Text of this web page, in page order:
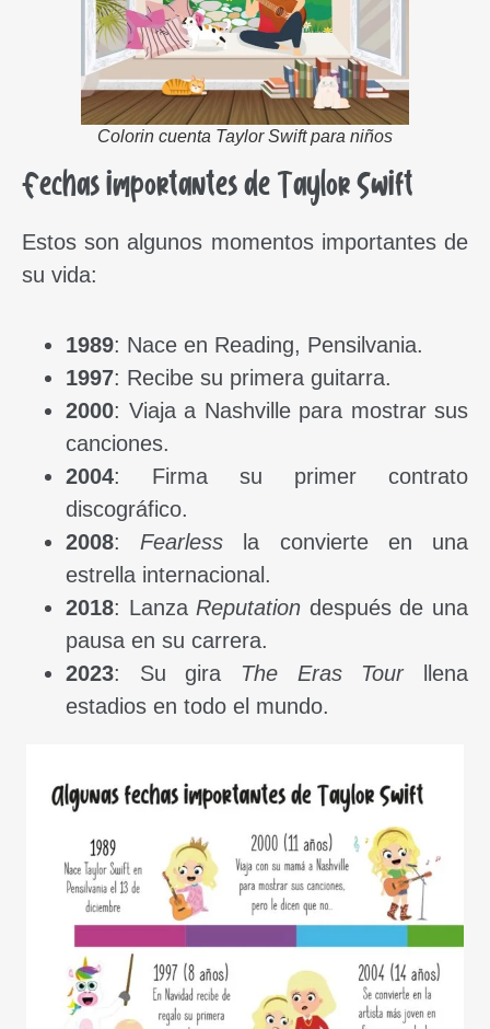
Colorin cuenta Taylor Swift para niños
Fechas importantes de Taylor Swift
Estos son algunos momentos importantes de
su vida:
1989: Nace en Reading, Pensilvania.
1997: Recibe su primera guitarra.
2000: Viaja a Nashville para mostrar sus
canciones.
2004: Firma su primer contrato
discográfico.
2008: Fearless la convierte en una
estrella internacional.
2018: Lanza Reputation después de una
pausa en su carrera.
2023: Su gira The Eras Tourllena
estadios en todo el mundo.